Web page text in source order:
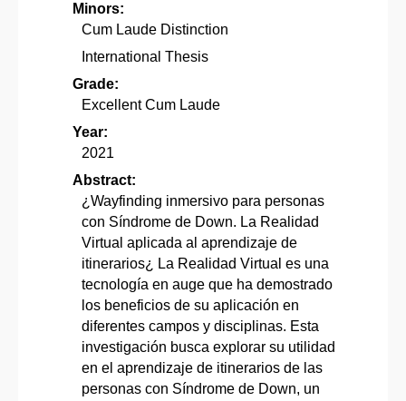
Minors:
Cum Laude Distinction
International Thesis
Grade:
Excellent Cum Laude
Year:
2021
Abstract:
¿Wayfinding inmersivo para personas
con Síndrome de Down. La Realidad
Virtual aplicada al aprendizaje de
itinerarios¿ La Realidad Virtual es una
tecnología en auge que ha demostrado
los beneficios de su aplicación en
diferentes campos y disciplinas. Esta
investigación busca explorar su utilidad
en el aprendizaje de itinerarios de las
personas con Síndrome de Down, un